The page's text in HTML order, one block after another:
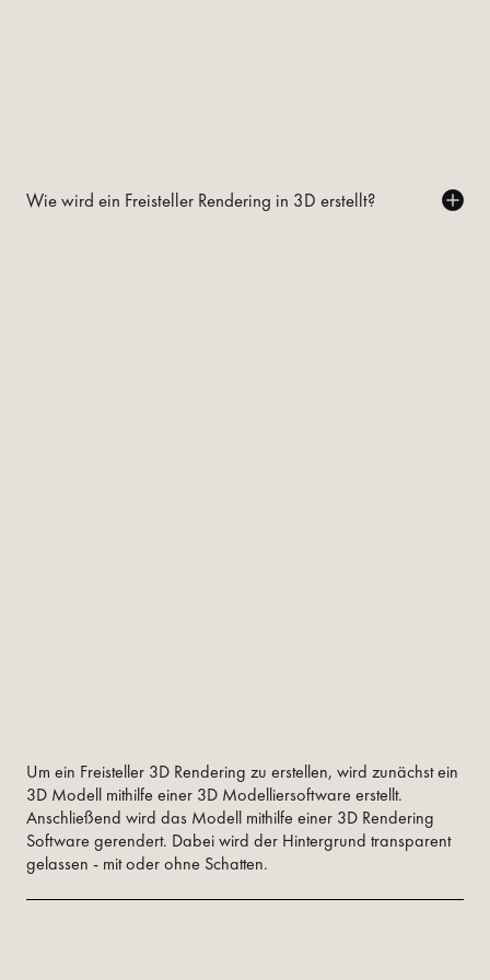
Wie wird ein Freisteller Rendering in 3D erstellt?
Um ein Freisteller 3D Rendering zu erstellen, wird zunächst ein
3D Modell mithilfe einer 3D Modelliersoftware erstellt.
Anschließend wird das Modell mithilfe einer 3D Rendering
Software gerendert. Dabei wird der Hintergrund transparent
gelassen - mit oder ohne Schatten.